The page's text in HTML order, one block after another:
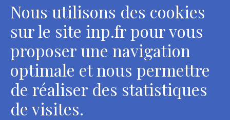
Head Office, Administrative Services Department of
curators
Nous utilisons des cookies
sur le site inp.fr pour vous
proposer une navigation
optimale et nous permettre
de réaliser des statistiques
de visites.